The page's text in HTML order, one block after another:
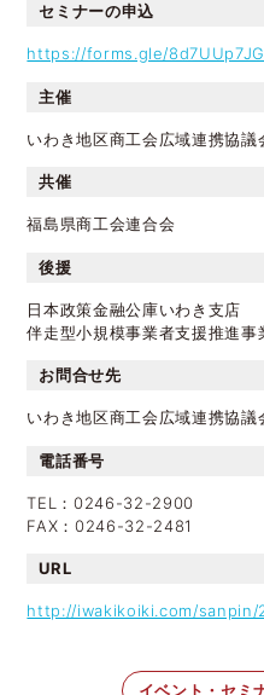
セミナーの申込
https://forms.gle/
主催
いわき地区商工会広域連携協議
共催
福島県商工会連合会
後援
日本政策金融公庫いわき支店
伴走型小規模事業者支援推進事
お問合せ先
いわき地区商工会広域連携協議
電話番号
TEL：0246-32-2900
FAX：0246-32-2481
URL
http://iwakikoiki.com/
イベント・セミ